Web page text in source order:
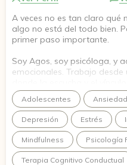
A veces no es tan claro qué
algo no está del todo bien.
primer paso importante.
Soy Agos, soy psicóloga, y
emocionales. Trabajo
que desde el primer
con alguien que te escuche
ritmo.
Si sentís que este puede ser
acompañarte.
Adolescentes Ansiedad
Depresión Estrés
Mindfulness Psicología
Terapia Cognitivo Conductual